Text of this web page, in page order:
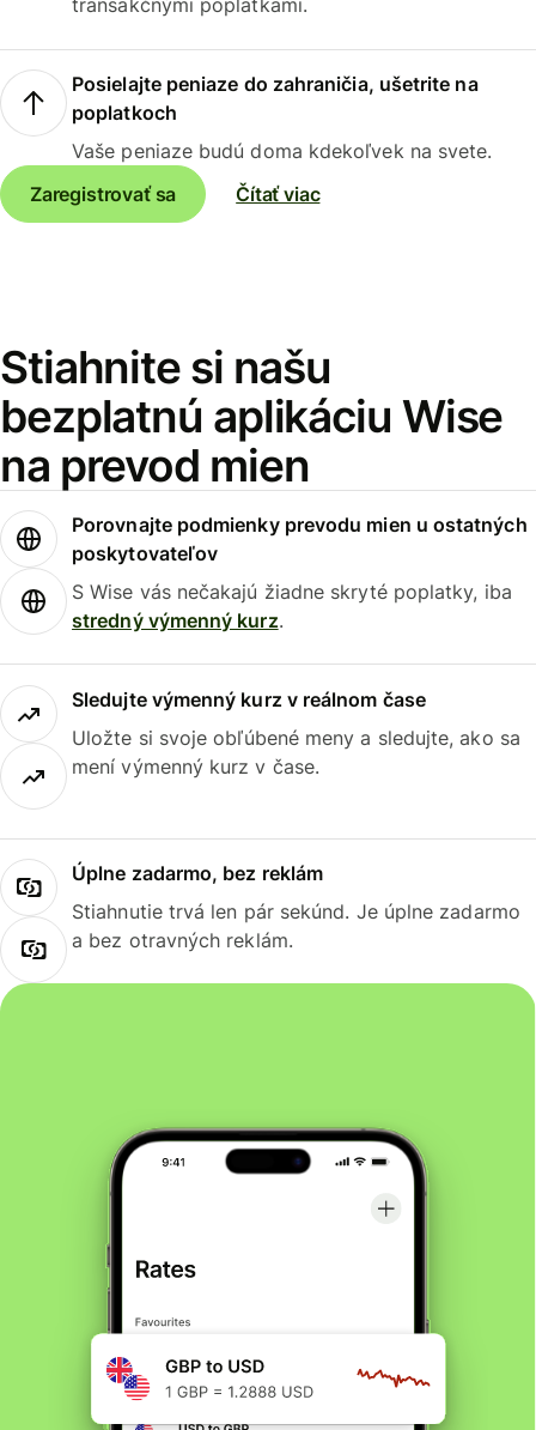
transakčnými poplatkami.
Posielajte peniaze do zahraničia, ušetrite na
poplatkoch
Vaše peniaze budú doma kdekoľvek na svete.
Zaregistrovať sa
Čítať viac
Stiahnite si našu
bezplatnú aplikáciu Wise
na prevod mien
Porovnajte podmienky prevodu mien u ostatných
poskytovateľov
S Wise vás nečakajú žiadne skryté poplatky, iba
stredný výmenný kurz.
Sledujte výmenný kurz v reálnom čase
Uložte si svoje obľúbené meny a sledujte, ako sa
mení výmenný kurz v čase.
Úplne zadarmo, bez reklám
Stiahnutie trvá len pár sekúnd. Je úplne zadarmo
a bez otravných reklám.